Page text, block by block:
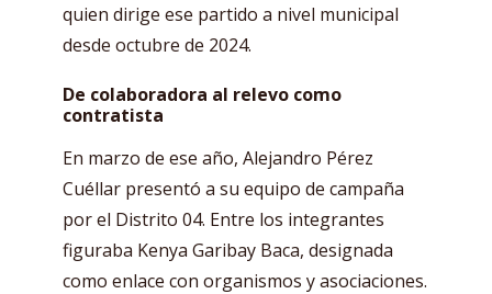
quien dirige ese partido a nivel municipal
desde octubre de 2024.
De colaboradora al relevo como
contratista
En marzo de ese año, Alejandro Pérez
Cuéllar presentó a su equipo de campaña
por el Distrito 04. Entre los integrantes
figuraba Kenya Garibay Baca, designada
como enlace con organismos y asociaciones.